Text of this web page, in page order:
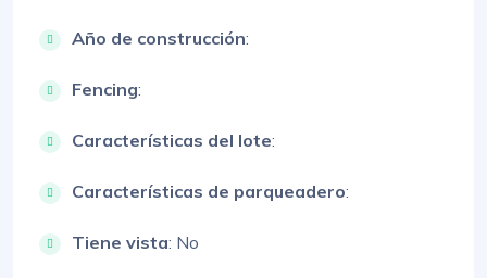
Año de construcción:
Fencing:
Características del lote:
Características de parqueadero:
Tiene vista: No